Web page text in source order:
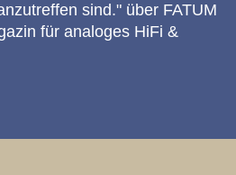
sind." über FATUM
für analoges HiFi &